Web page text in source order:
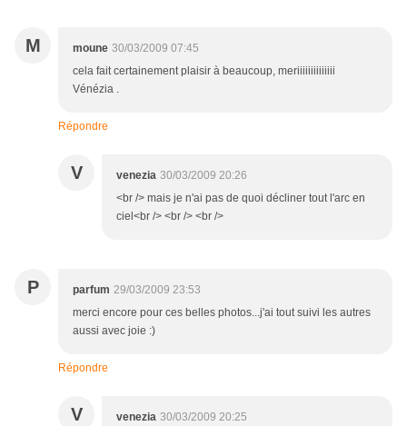
M moune 30/03/2009 07:45
cela fait certainement plaisir à beaucoup, meriiiiiiiiiiiiii
Vénézia .
Répondre
V venezia 30/03/2009 20:26
<br /> mais je n'ai pas de quoi décliner tout l'arc en
ciel<br /> <br /> <br />
P parfum 29/03/2009 23:53
merci encore pour ces belles photos...j'ai tout suivi les autres
aussi avec joie :)
Répondre
V venezia 30/03/2009 20:25